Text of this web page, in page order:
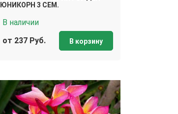
ЮНИКОРН 3 СЕМ.
В наличии
от 237 Руб.
В корзину